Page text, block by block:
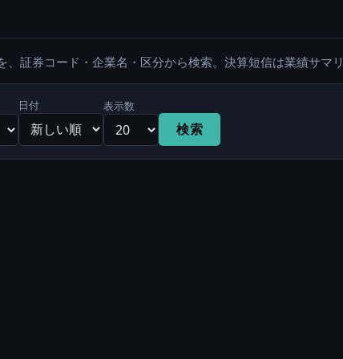
、証券コード・企業名・区分から検索。決算短信は業績サマ
日付 表示数
検索